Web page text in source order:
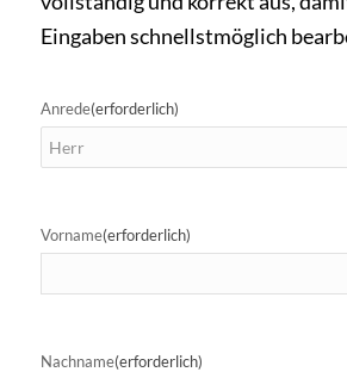
Eingaben schnellstmöglich
Anrede(erforderlich)
Vorname(erforderlich)
Nachname(erforderlich)